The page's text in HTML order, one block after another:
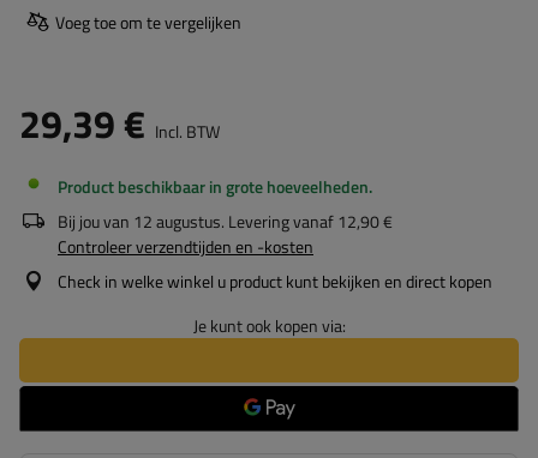
Voeg toe om te vergelijken
29,39 € Incl. BTW
Product beschikbaar in grote hoeveelheden
Bij jou van 12 augustus. Levering vanaf12,90 €
Controleer verzendtijden en -kosten
Check in welke winkel u product kunt bekijken en direct kopen
Je kunt ook kopen via: